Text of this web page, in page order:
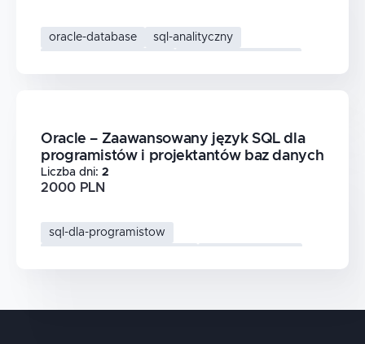
oracle-database
sql-analityczny
Oracle – Zaawansowany język SQL dla
programistów i projektantów baz danych
Liczba dni: 2
2000 PLN
sql-dla-programistow